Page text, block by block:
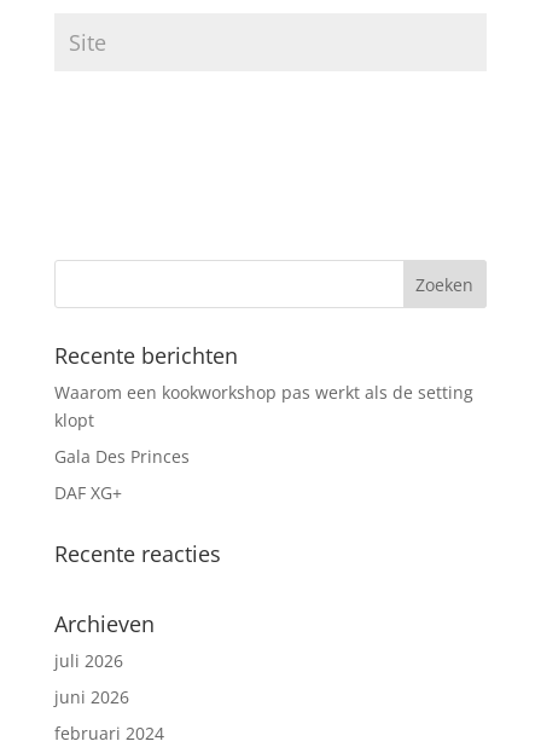
Recente berichten
Waarom een kookworkshop pas werkt als de setting
klopt
Gala Des Princes
DAF XG+
Recente reacties
Archieven
juli 2026
juni 2026
februari 2024